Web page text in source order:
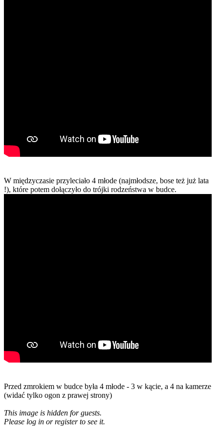
W międzyczasie przyleciało 4 młode (najmłodsze, bose też już lata
!), które potem dołączyło do trójki rodzeństwa w budce.
Przed zmrokiem w budce była 4 młode - 3 w kącie, a 4 na kamerze
(widać tylko ogon z prawej strony)
This image is hidden for guests.
Please log in or register to see it.